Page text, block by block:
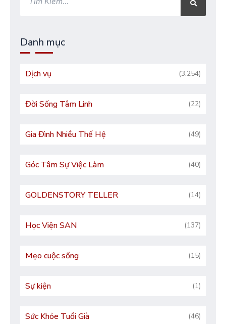
kiếm
Danh mục
Dịch vụ (3.254)
Đời Sống Tâm Linh (22)
Gia Đình Nhiều Thế Hệ (49)
Góc Tâm Sự Việc Làm (40)
GOLDENSTORY TELLER (14)
Học Viện SAN (137)
Mẹo cuộc sống (15)
Sự kiện (1)
Sức Khỏe Tuổi Già (46)